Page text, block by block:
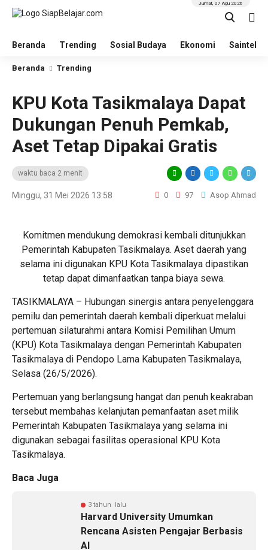
Beranda Trending Sosial Budaya Ekonomi Saintek
Jumat, 07 Agu 2026
Beranda Trending
KPU Kota Tasikmalaya Dapat
Dukungan Penuh Pemkab,
Aset Tetap Dipakai Gratis
waktu baca 2 menit
Minggu, 31 Mei 2026 13:58 0 97 Asop Ahmad
Komitmen mendukung demokrasi kembali ditunjukkan
Pemerintah Kabupaten Tasikmalaya. Aset daerah yang
selama ini digunakan KPU Kota Tasikmalaya dipastikan
tetap dapat dimanfaatkan tanpa biaya sewa.
TASIKMALAYA – Hubungan sinergis antara penyelenggara
pemilu dan pemerintah daerah kembali diperkuat melalui
pertemuan silaturahmi antara Komisi Pemilihan Umum
(KPU) Kota Tasikmalaya dengan Pemerintah Kabupaten
Tasikmalaya di Pendopo Lama Kabupaten Tasikmalaya,
Selasa (26/5/2026).
Pertemuan yang berlangsung hangat dan penuh keakraban
tersebut membahas kelanjutan pemanfaatan aset milik
Pemerintah Kabupaten Tasikmalaya yang selama ini
digunakan sebagai fasilitas operasional KPU Kota
Tasikmalaya.
Baca Juga
3 tahun lalu
Harvard University Umumkan
Rencana Asisten Pengajar Berbasis
AI